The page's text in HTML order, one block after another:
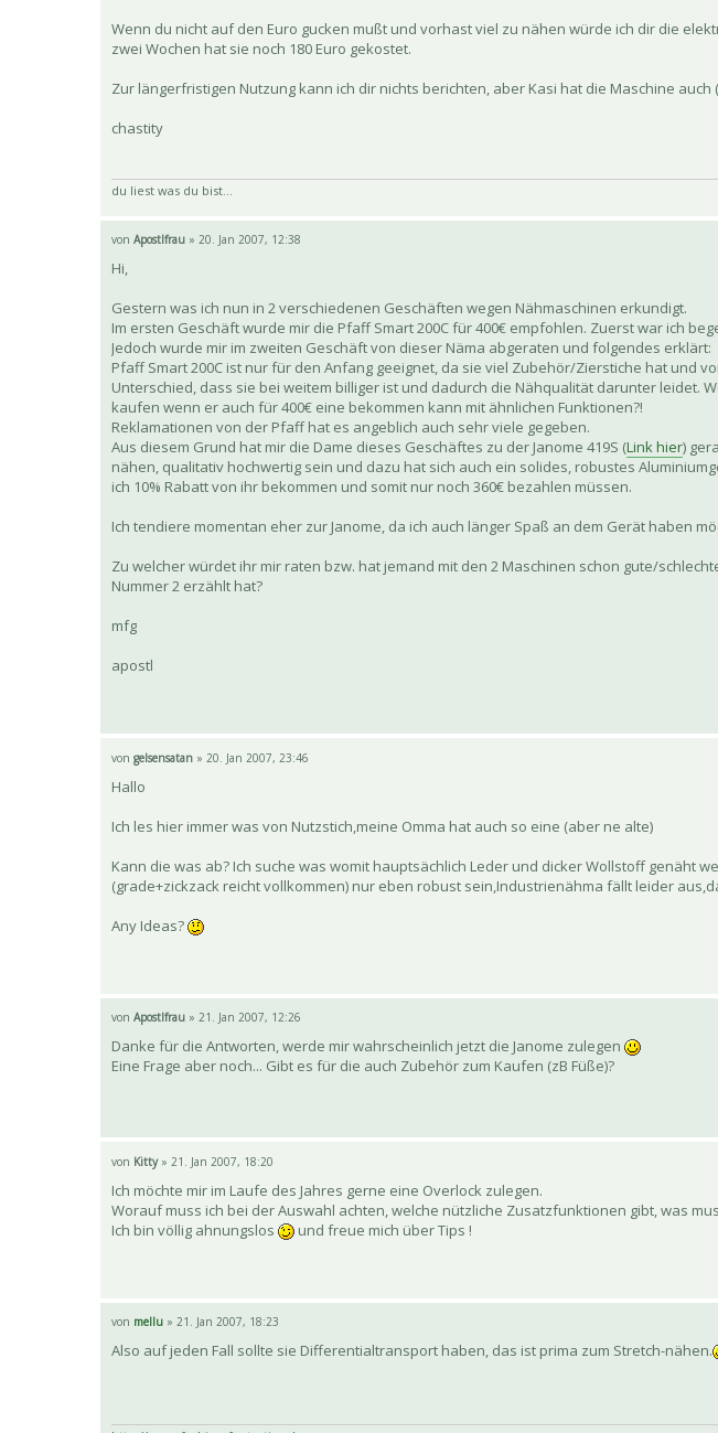
Wenn du nicht auf den Euro gucken mußt und vorhast viel zu nähen würde ich dir die
zwei Wochen hat sie noch 180 Euro gekostet.
Zur längerfristigen Nutzung kann ich dir nichts berichten, aber Kasi hat die Maschine
chastity
du liest was du bist...
von Apostlfrau » 20. Jan 2007, 12:38
Hi,
Gestern was ich nun in 2 verschiedenen Geschäften wegen Nähmaschinen erkundigt.
Im ersten Geschäft wurde mir die Pfaff Smart 200C für 400€ empfohlen. Zuerst war ich
Jedoch wurde mir im zweiten Geschäft von dieser Näma abgeraten und folgendes erklärt:
Pfaff Smart 200C ist nur für den Anfang geeignet, da sie viel Zubehör/Zierstiche hat und
Unterschied, dass sie bei weitem billiger ist und dadurch die Nähqualität darunter leidet.
kaufen wenn er auch für 400€ eine bekommen kann mit ähnlichen Funktionen?!
Reklamationen von der Pfaff hat es angeblich auch sehr viele gegeben.
Aus diesem Grund hat mir die Dame dieses Geschäftes zu der Janome 419S (Link hier)
nähen, qualitativ hochwertig sein und dazu hat sich auch ein solides, robustes
ich 10% Rabatt von ihr bekommen und somit nur noch 360€ bezahlen müssen.
Ich tendiere momentan eher zur Janome, da ich auch länger Spaß an dem Gerät haben
Zu welcher würdet ihr mir raten bzw. hat jemand mit den 2 Maschinen schon gute/
Nummer 2 erzählt hat?
mfg
apostl
von gelsensatan » 20. Jan 2007, 23:46
Hallo
Ich les hier immer was von Nutzstich,meine Omma hat auch so eine (aber ne alte)
Kann die was ab? Ich suche was womit hauptsächlich Leder und dicker Wollstoff genäht
(grade+zickzack reicht vollkommen) nur eben robust sein,Industrienähma fällt leider
Any Ideas?
von Apostlfrau » 21. Jan 2007, 12:26
Danke für die Antworten, werde mir wahrscheinlich jetzt die Janome zulegen
Eine Frage aber noch... Gibt es für die auch Zubehör zum Kaufen (zB Füße)?
von Kitty» 21. Jan 2007, 18:20
Ich möchte mir im Laufe des Jahres gerne eine Overlock zulegen.
Worauf muss ich bei der Auswahl achten, welche nützliche Zusatzfunktionen gibt, was
Ich bin völlig ahnungslos
und freue mich über Tips !
von mellu » 21. Jan 2007, 18:23
Also auf jeden Fall sollte sie Differentialtransport haben, das ist prima zum Stretch-nähen.